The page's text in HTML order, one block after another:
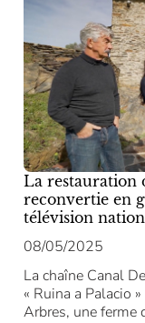
La restauration
reconvertie en
télévision
08/05/2025
La chaîne Canal
« Ruina a Palacio
Arbres, une ferme